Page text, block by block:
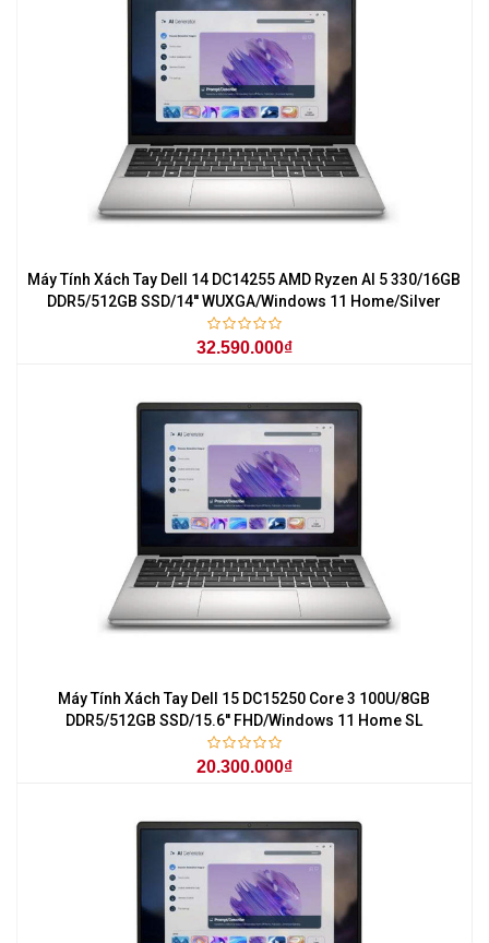
Máy Tính Xách Tay Dell 14 DC14255 AMD Ryzen AI 5 330/16GB
DDR5/512GB SSD/14'' WUXGA/Windows 11 Home/Silver
32.590.000₫
Máy Tính Xách Tay Dell 15 DC15250 Core 3 100U/8GB
DDR5/512GB SSD/15.6'' FHD/Windows 11 Home SL
20.300.000₫